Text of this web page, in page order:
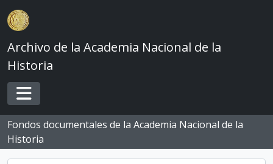
Skip to main content
Archivo de la Academia Nacional de la
Historia
Toggle navigation
Fondos documentales de la Academia Nacional de la
Historia